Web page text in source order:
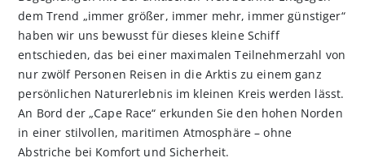
dem Trend „immer größer, immer mehr, immer günstiger“
haben wir uns bewusst für dieses kleine Schiff
entschieden, das bei einer maximalen Teilnehmerzahl von
nur zwölf Personen Reisen in die Arktis zu einem ganz
persönlichen Naturerlebnis im kleinen Kreis werden lässt.
An Bord der „Cape Race“ erkunden Sie den hohen Norden
in einer stilvollen, maritimen Atmosphäre – ohne
Abstriche bei Komfort und Sicherheit.